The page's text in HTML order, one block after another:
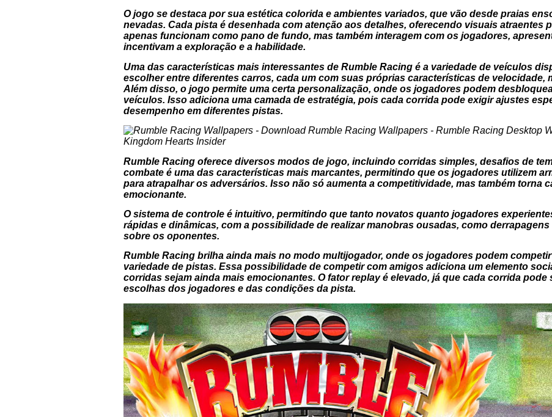
O jogo se destaca por sua estética colorida e ambientes variados, que vão desde praias
nevadas. Cada pista é desenhada com atenção aos detalhes, oferecendo visuais atraentes
apenas funcionam como pano de fundo, mas também interagem com os jogadores,
incentivam a exploração e a habilidade.
Uma das características mais interessantes de Rumble Racing é a variedade de veículos
escolher entre diferentes carros, cada um com suas próprias características de velocidade,
Além disso, o jogo permite uma certa personalização, onde os jogadores podem
veículos. Isso adiciona uma camada de estratégia, pois cada corrida pode exigir ajustes
desempenho em diferentes pistas.
Rumble Racing oferece diversos modos de jogo, incluindo corridas simples, desafios de
combate é uma das características mais marcantes, permitindo que os jogadores utilizem
para atrapalhar os adversários. Isso não só aumenta a competitividade, mas também torna
emocionante.
O sistema de controle é intuitivo, permitindo que tanto novatos quanto jogadores
rápidas e dinâmicas, com a possibilidade de realizar manobras ousadas, como
sobre os oponentes.
Rumble Racing brilha ainda mais no modo multijogador, onde os jogadores podem
variedade de pistas. Essa possibilidade de competir com amigos adiciona um elemento
corridas sejam ainda mais emocionantes. O fator replay é elevado, já que cada corrida
escolhas dos jogadores e das condições da pista.